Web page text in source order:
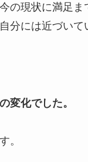
の現状に満足ま
分には近づいて
変化でした。
。